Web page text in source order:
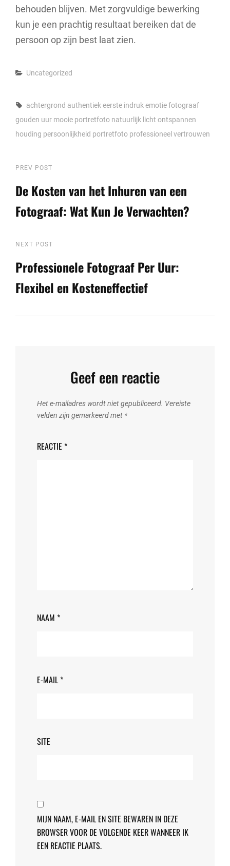
behouden blijven. Met zorgvuldige bewerking
kun je een prachtig resultaat bereiken dat de
persoon op zijn best laat zien.
Categories
Uncategorized
Tags,
achtergrond authentiekeerste indrukemotiefotograaf
gouden uur mooie portretfoto natuurlijk licht ontspannen
houding persoonlijkheid portretfoto professioneel vertrouwen
Berichtnavigatie
Previous
Post
PREV POST
De Kosten van het Inhuren van een
Fotograaf: Wat Kun Je Verwachten?
Next
Post
NEXT POST
Professionele Fotograaf Per Uur:
Flexibel en Kosteneffectief
Geef een reactie
Het e-mailadres wordt niet gepubliceerd. Vereiste
velden zijn gemarkeerd met *
REACTIE *
NAAM *
E-MAIL *
SITE
MIJN NAAM, E-MAIL EN SITE BEWAREN IN DEZE
BROWSER VOOR DE VOLGENDE KEER WANNEER IK
EEN REACTIE PLAATS.